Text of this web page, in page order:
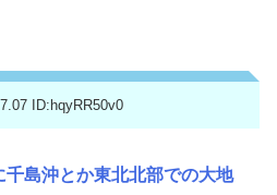
ID:hqyRR50v0
千島沖とか東北北部での大地